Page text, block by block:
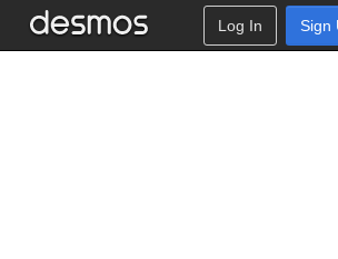
Log In Sign